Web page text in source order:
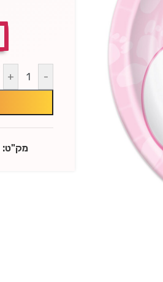
-
+
מק"ט: